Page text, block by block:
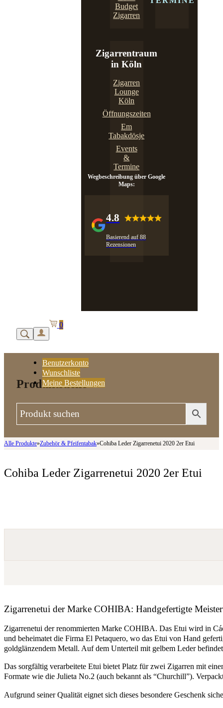
Budget
Zigarren
Zigarrentraum
in Köln
Zigarren
Lounge
Köln
Öffnungszeiten
Em
Tabakdösje
Events
&
Termine
Wegbeschreibung über Google
Maps:
4.8
Basierend auf 88
Rezensionen
Benutzerkonto
Wunschliste
Meine Bestellungen
0
Produktsuche
Alle Produkte»Zubehör & Pfeifentabak»Cohiba Leder Zigarrenetui 2020 2er Etui
Cohiba Leder Zigarrenetui 2020 2er Etui
Zigarrenetui der Marke COHIBA: Handgefertigte
Zigarrenetui der renommierten Marke COHIBA. Das Etui wird in
und beheimatet die Firma El Petaquero, wo das Etui von Hand
goldglänzendem Metall. Auf dem Unterteil mit gelbem Leder
Das sorgfältig verarbeitete Etui bietet Platz für zwei Zigarren mit
Formate wie die Julieta No.2 (auch bekannt als “Churchill”).
Aufgrund seiner Qualität eignet sich dieses besondere Geschenk